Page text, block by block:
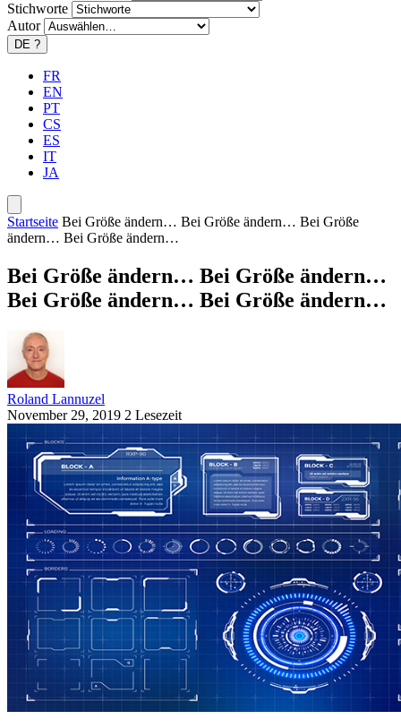
Stichworte
Autor
DE ?
FR
EN
PT
CS
ES
IT
JA
Startseite Bei Größe ändern… Bei Größe ändern… Bei Größe
ändern… Bei Größe ändern…
Bei Größe ändern… Bei Größe ändern…
Bei Größe ändern… Bei Größe ändern…
Roland Lannuzel
November 29, 2019 2 Lesezeit